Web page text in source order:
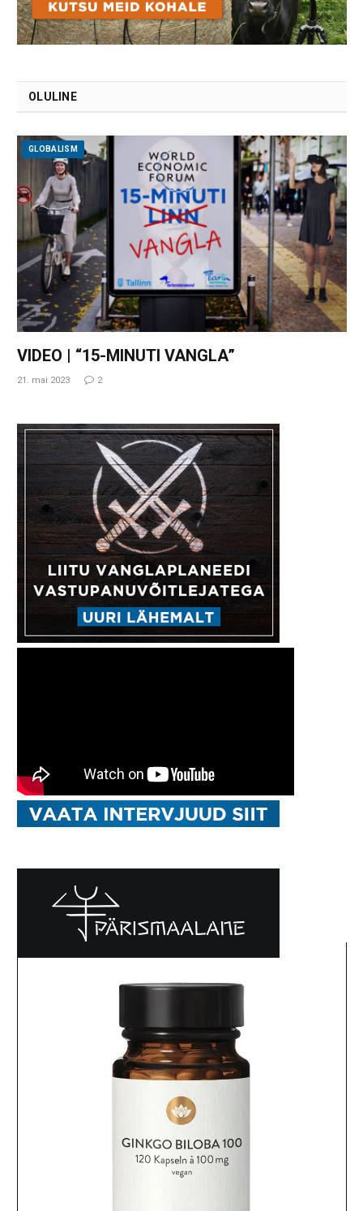
OLULINE
GLOBALISM
VIDEO | “15-MINUTI VANGLA”
21. mai 2023 2